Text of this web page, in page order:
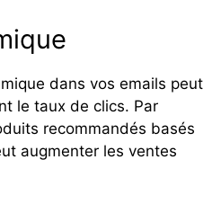
dans vos emails peut
le taux de clics. Par
recommandés basés
augmenter les ventes